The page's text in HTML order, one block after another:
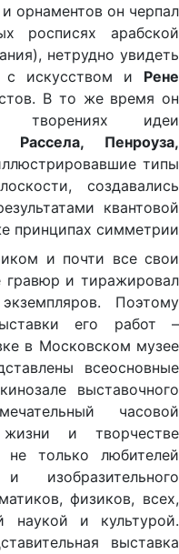
орнаментов он черпал
росписях арабской
нетрудно увидеть
с искусством и Рене
В то же время он
творениях идеи
Рассела, Пенроуза,
типы
создавались
квантовой
принципах симметрии
и почти все свои
гравюр и тиражировал
Поэтому
его работ –
в Московском музее
всеосновные
выставочного
часовой
и творчестве
только любителей
изобразительного
физиков, всех,
наукой и культурой.
выставка